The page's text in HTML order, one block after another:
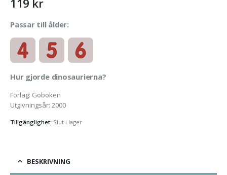
119 kr
Passar till ålder:
Hur gjorde dinosaurierna?­
Förlag: Goboken
Utgivningsår: 2000
Tillgänglighet: Slut i lager
BESKRIVNING